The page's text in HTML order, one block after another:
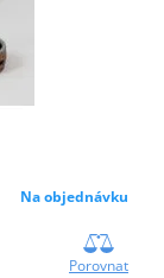
Na objednávku
Porovnat